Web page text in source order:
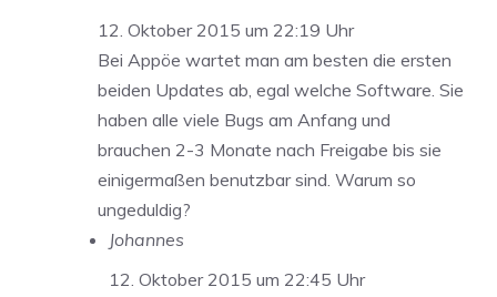
12. Oktober 2015 um 22:19 Uhr
Bei Appöe wartet man am besten die ersten
beiden Updates ab, egal welche Software. Sie
haben alle viele Bugs am Anfang und
brauchen 2-3 Monate nach Freigabe bis sie
einigermaßen benutzbar sind. Warum so
ungeduldig?
Johannes
12. Oktober 2015 um 22:45 Uhr